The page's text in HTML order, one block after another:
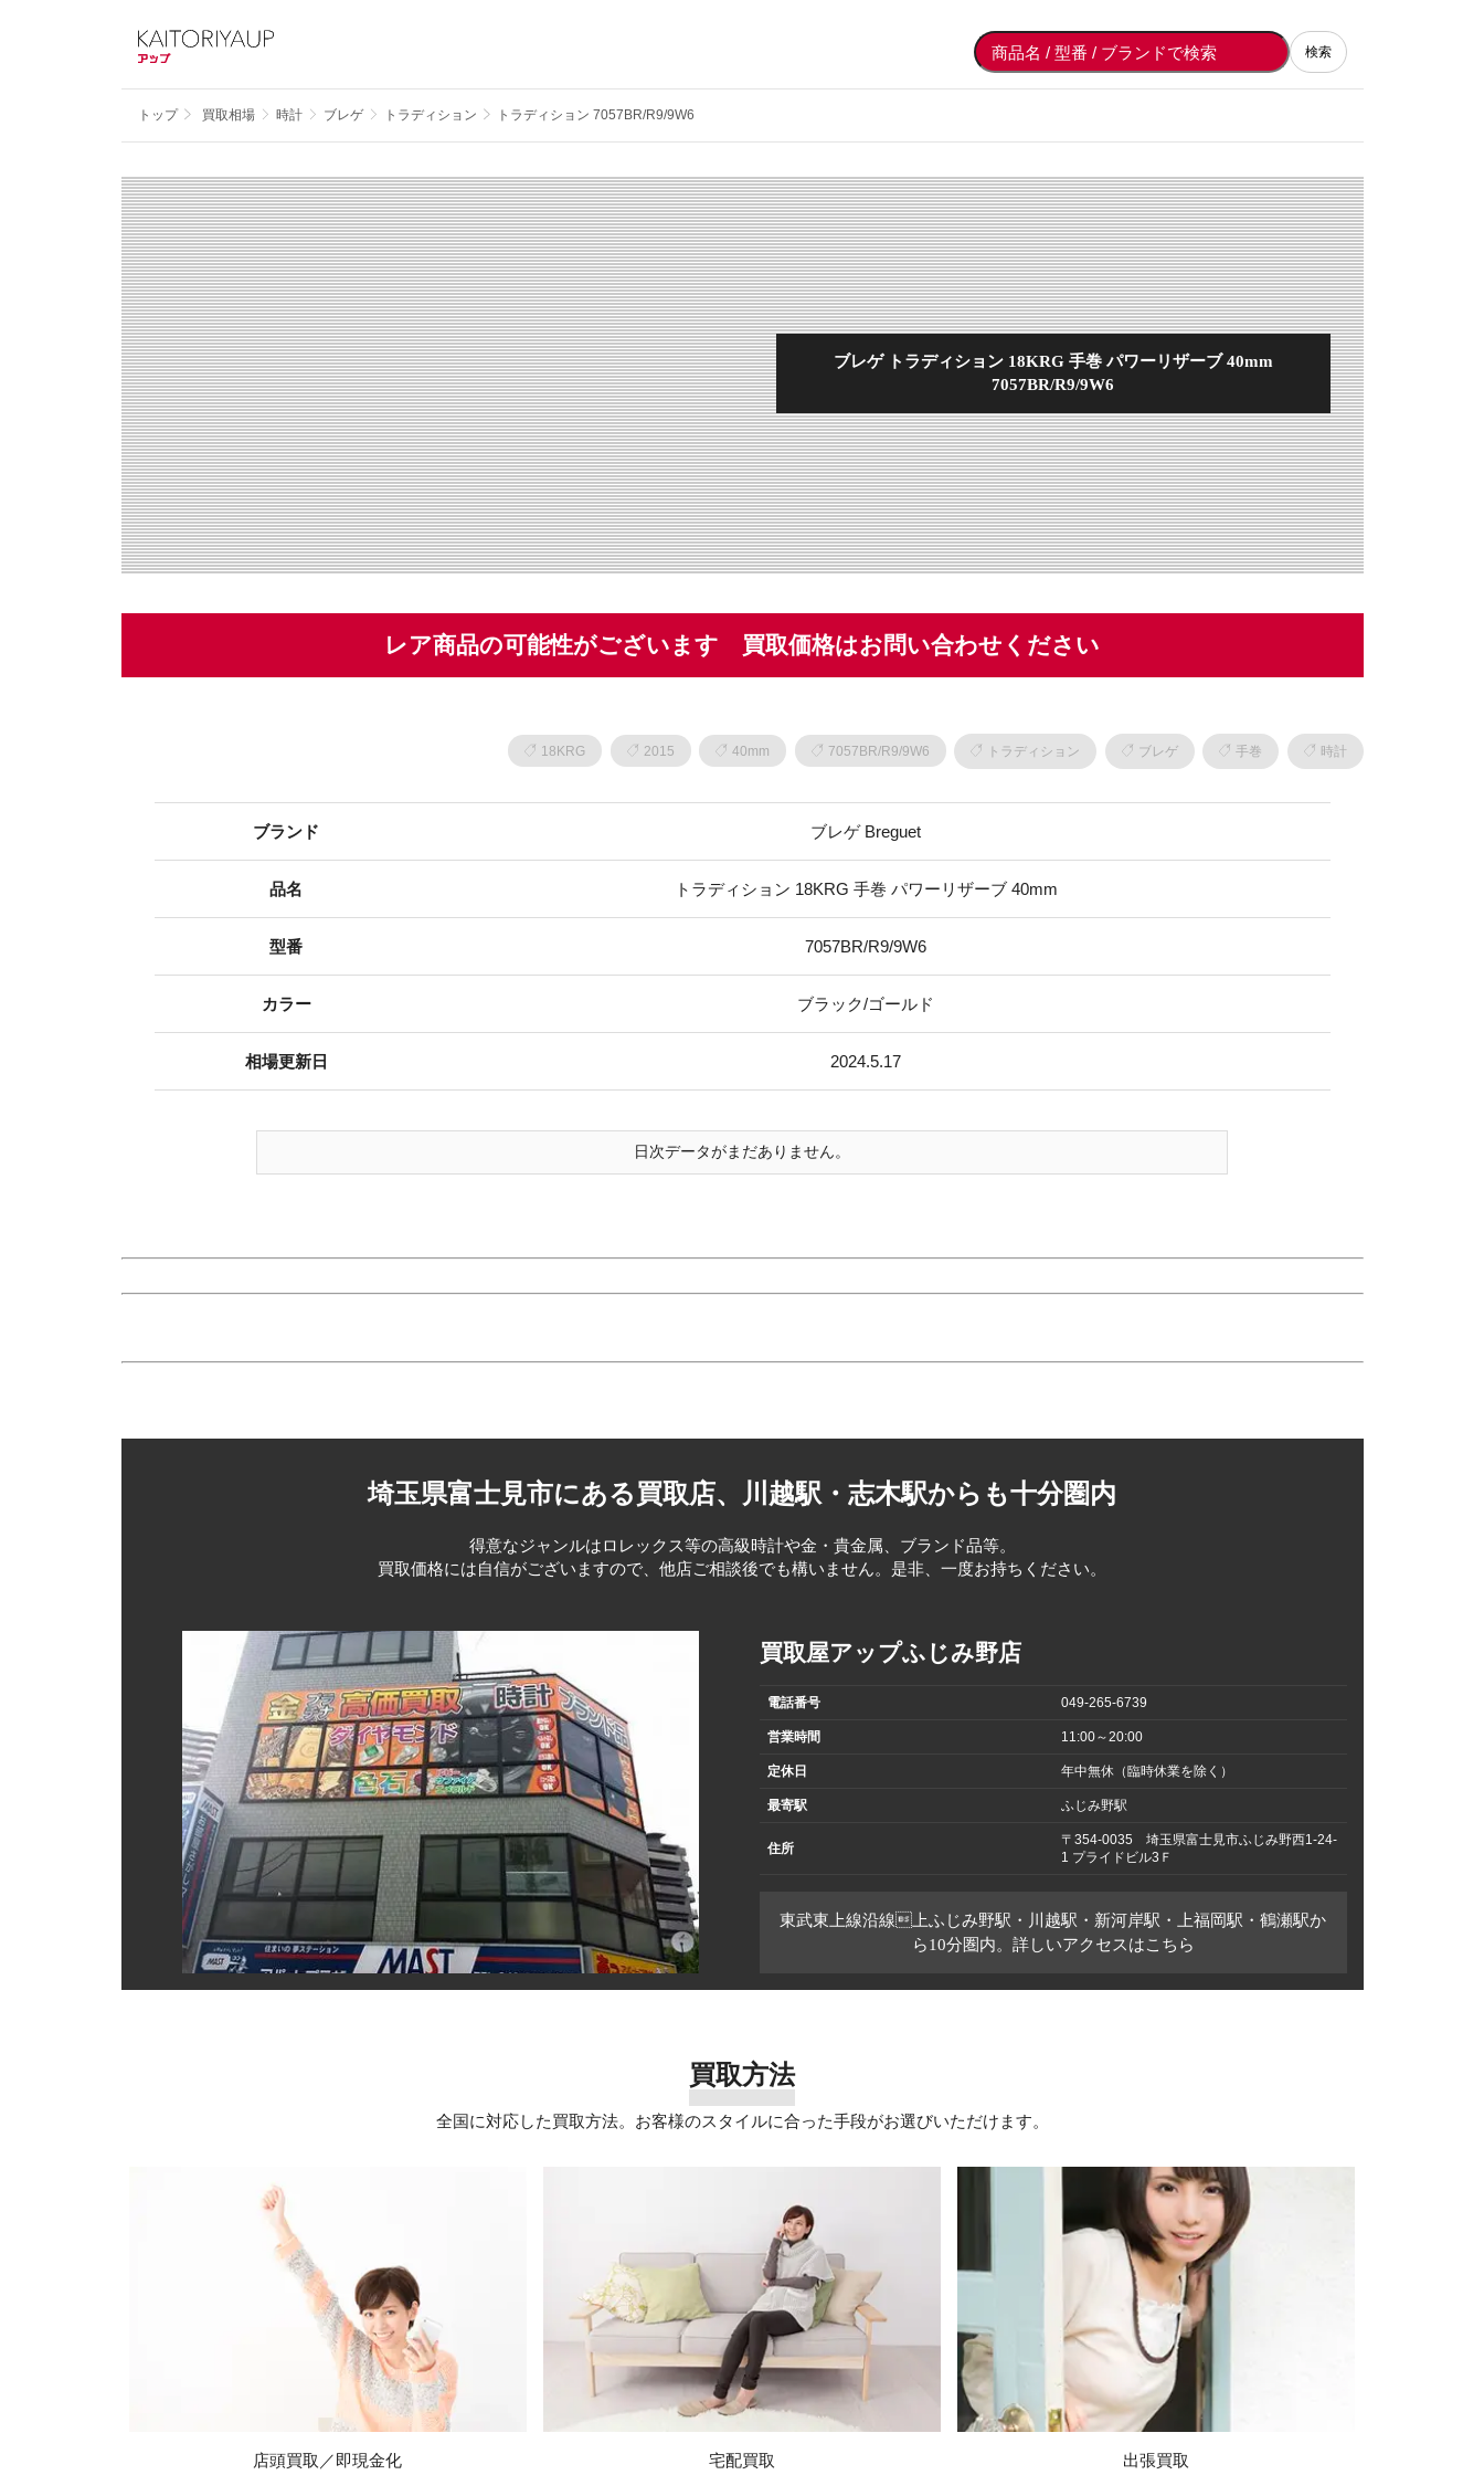
検索
トップ 買取相場 時計 ブレゲ トラディション トラディション 7057BR/R9/9W6
ブレゲ トラディション 18KRG 手巻 パワーリザーブ 40mm
7057BR/R9/9W6
レア商品の可能性がございます 買取価格はお問い合わせください
18KRG 2015 40mm 7057BR/R9/9W6 トラディション ブレゲ 手巻 時計
ブランド ブレゲ Breguet
品名 トラディション 18KRG 手巻 パワーリザーブ 40mm
型番 7057BR/R9/9W6
カラー ブラック/ゴールド
相場更新日 2024.5.17
日次データがまだありません。
埼玉県富士見市にある買取店、 川越駅・志木駅からも十分圏内
得意なジャンルはロレックス等の高級時計や金・貴金属、ブランド品等。
買取価格には自信がございますので、他店ご相談後でも構いません。是非、一度お持ちください。
買取屋アップふじみ野店
電話番号 049-265-6739
営業時間 11:00～20:00
定休日 年中無休（臨時休業を除く）
最寄駅 ふじみ野駅
住所
〒354-0035 埼玉県富士見市ふじみ野西1-24-
1 プライドビル3Ｆ
東武東上線沿線上ふじみ野駅・川越駅・新河岸駅・上福岡駅・鶴瀬駅か
ら10分圏内。詳しいアクセスはこちら
買取方法
全国に対応した買取方法。お客様のスタイルに合った手段がお選びいただけます。
店頭買取／即現金化
宅配買取
出張買取